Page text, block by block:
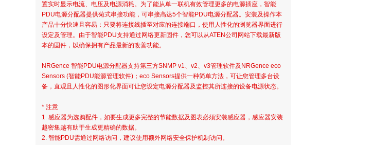
置实时显示电流、电压及电源消耗。为了能从单一联机有效管理更多的电源插座，智能
PDU电源分配器提供菊式串接功能，可串接高达5个智能PDU电源分配器。安装及操作本
产品十分快速且容易：只要将连接线插至对应的连接端口，使用人性化的浏览器界面进行
设定及管理。由于智能PDU支持通过网络更新固件，您可以从ATEN公司网站下载最新版
本的固件，以确保拥有产品最新的改善功能。
NRGence 智能PDU电源分配器支持第三方SNMP v1、v2、v3管理软件及NRGence eco
Sensors (智能PDU能源管理软件)；eco Sensors提供一种简单方法，可让您管理多台设
备，直观且人性化的图形化界面可让您设定电源分配器及监控其所连接的设备电源状态。
* 注意
1. 感应器为选购配件，如要生成更多完整的节能数据及图表必须安装感应器，感应器安装
越密集越有助于生成更精确的数据。
2. 智能PDU需通过网络访问，建议使用额外网络安全保护机制访问。